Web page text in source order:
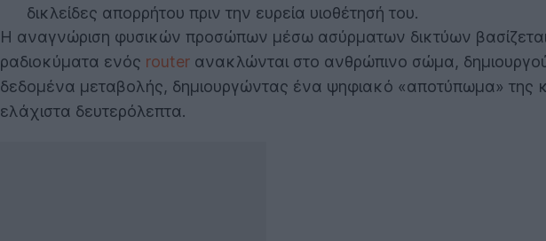
δικλείδες απορρήτου πριν την ευρεία υιοθέτησή του.
Η αναγνώριση φυσικών προσώπων μέσω ασύρματων δικτύων
ραδιοκύματα ενός router ανακλώνται στο ανθρώπινο σώμα,
δεδομένα μεταβολής, δημιουργώντας ένα ψηφιακό «αποτύπωμα» της
ελάχιστα δευτερόλεπτα.